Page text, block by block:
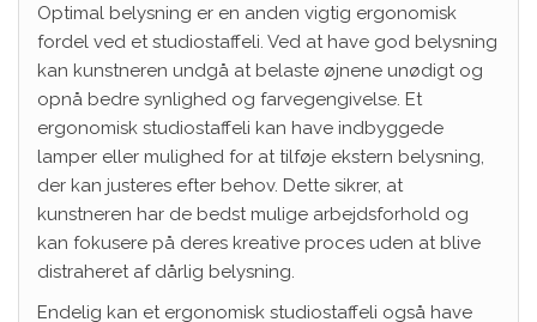
Optimal belysning er en anden vigtig ergonomisk
fordel ved et studiostaffeli. Ved at have god belysning
kan kunstneren undgå at belaste øjnene unødigt og
opnå bedre synlighed og farvegengivelse. Et
ergonomisk studiostaffeli kan have indbyggede
lamper eller mulighed for at tilføje ekstern belysning,
der kan justeres efter behov. Dette sikrer, at
kunstneren har de bedst mulige arbejdsforhold og
kan fokusere på deres kreative proces uden at blive
distraheret af dårlig belysning.
Endelig kan et ergonomisk studiostaffeli også have